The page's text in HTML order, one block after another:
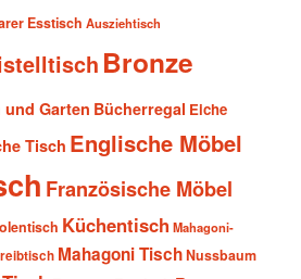
Esstisch Ausziehtisch
Bronze
und Garten Bücherregal Eiche
Tisch Englische Möbel
Französische Möbel
Küchentisch Mahagoni-
Mahagoni TischNussbaum